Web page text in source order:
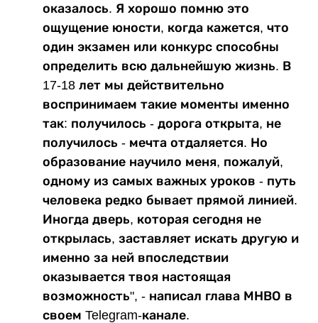
оказалось. Я хорошо помню это
ощущение юности, когда кажется, что
один экзамен или конкурс способны
определить всю дальнейшую жизнь. В
17-18 лет мы действительно
воспринимаем такие моменты именно
так: получилось - дорога открыта, не
получилось - мечта отдаляется. Но
образование научило меня, пожалуй,
одному из самых важных уроков - путь
человека редко бывает прямой линией.
Иногда дверь, которая сегодня не
открылась, заставляет искать другую и
именно за ней впоследствии
оказывается твоя настоящая
возможность", - написал глава МНВО в
своем Telegram-канале.